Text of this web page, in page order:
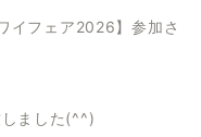
イフェア2026】参加さ
ました(^^)